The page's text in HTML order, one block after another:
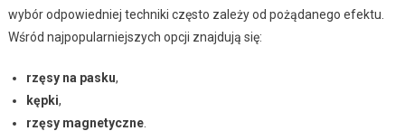
wybór odpowiedniej techniki często zależy od pożądanego efektu.
Wśród najpopularniejszych opcji znajdują się:
rzęsy na pasku,
kępki,
rzęsy magnetyczne.